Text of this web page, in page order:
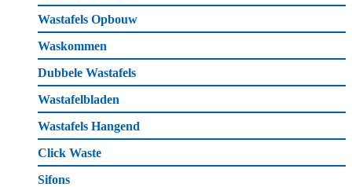
Wastafels Opbouw
Waskommen
Dubbele Wastafels
Wastafelbladen
Wastafels Hangend
Click Waste
Sifons